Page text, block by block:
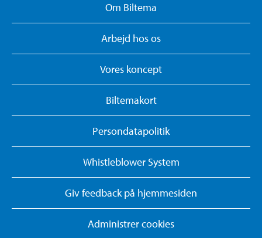
Om Biltema
Arbejd hos os
Vores koncept
Biltemakort
Persondatapolitik
Whistleblower System
Giv feedback på hjemmesiden
Administrer cookies